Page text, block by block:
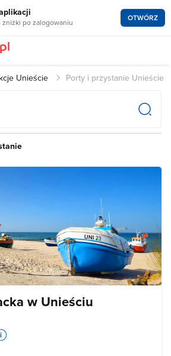
zniżki po zalogowaniu OTWÓRZ
Unieście Porty i przystanie Unieście
w Unieściu